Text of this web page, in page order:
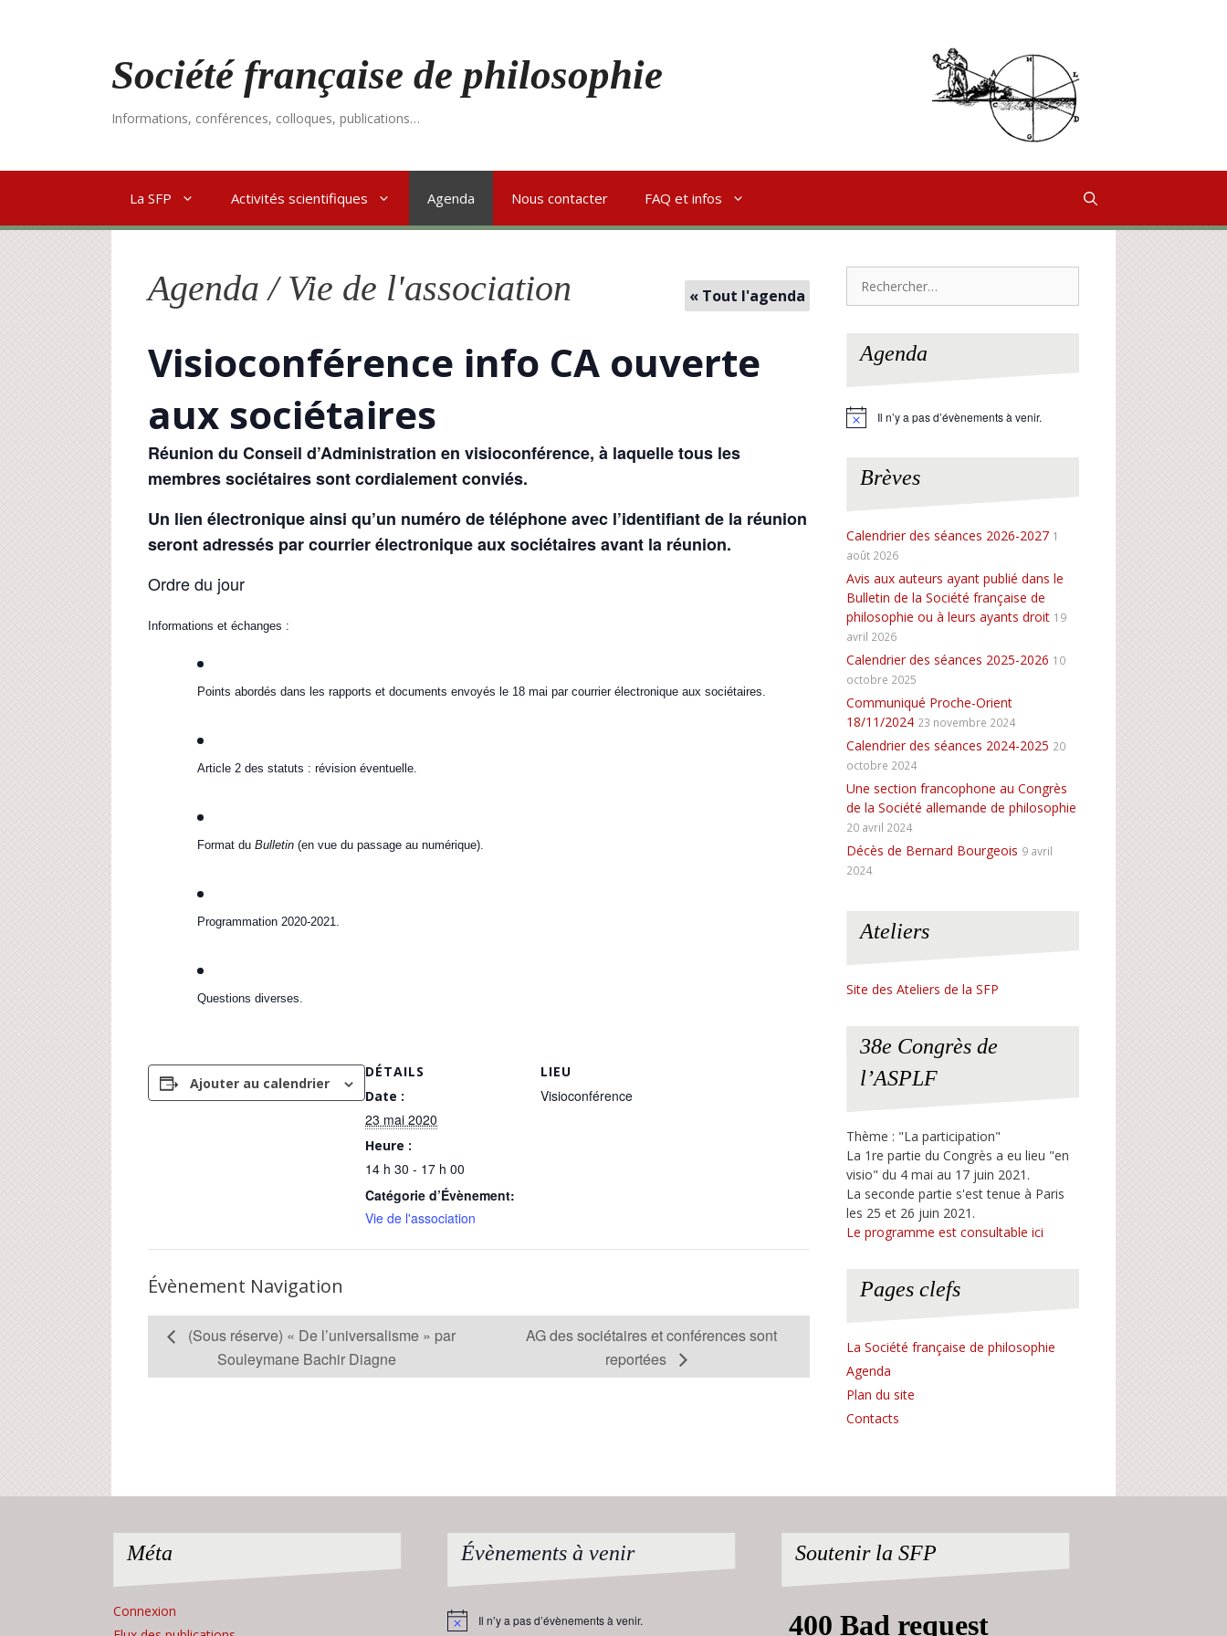
Société française de philosophie
Informations, conférences, colloques, publications…
La SFP Activités scientifiques Agenda Nous contacter FAQ et infos
« Tout l'agenda
Agenda / Vie de l'association
Visioconférence info CA ouverte
aux sociétaires
DÉTAILS
Date :
23 mai 2020
Heure :
14 h 30 - 17 h 00
Catégorie d’Évènement:
Vie de l'association
LIEU
Visioconférence
Réunion du Conseil d’Administration en visioconférence, à laquelle tous les
membres sociétaires sont cordialement conviés.
Un lien électronique ainsi qu’un numéro de téléphone avec l’identifiant de la réunion
seront adressés par courrier électronique aux sociétaires avant la réunion.
Ordre du jour
Informations et échanges :
Points abordés dans les rapports et documents envoyés le 18 mai par courrier électronique aux sociétaires.
Article 2 des statuts : révision éventuelle.
Format du Bulletin (en vue du passage au numérique).
Programmation 2020-2021.
Questions diverses.
Ajouter au calendrier
Évènement Navigation
(Sous réserve) « De l’universalisme » par
Souleymane Bachir Diagne
AG des sociétaires et conférences sont
reportées
Agenda
N
Il n’y a pas d’évènements à venir.
Brèves
Calendrier des séances 2026-2027 1
août 2026
Avis aux auteurs ayant publié dans le
Bulletin de la Société française de
philosophie ou à leurs ayants droit 19
avril 2026
Calendrier des séances 2025-2026 10
octobre 2025
Communiqué Proche-Orient
18/11/2024 23 novembre 2024
Calendrier des séances 2024-2025 20
octobre 2024
Une section francophone au Congrès
de la Société allemande de philosophie
20 avril 2024
Décès de Bernard Bourgeois 9 avril
2024
Ateliers
Site des Ateliers de la SFP
38e Congrès de
l’ASPLF
Thème : "La participation"
La 1re partie du Congrès a eu lieu "en
visio" du 4 mai au 17 juin 2021.
La seconde partie s'est tenue à Paris
les 25 et 26 juin 2021.
Le programme est consultable ici
Pages clefs
La Société française de philosophie
Agenda
Plan du site
Contacts
Méta
Connexion
Évènements à venir
Notice Il n’y a pas d’évènements à venir.
Soutenir la SFP